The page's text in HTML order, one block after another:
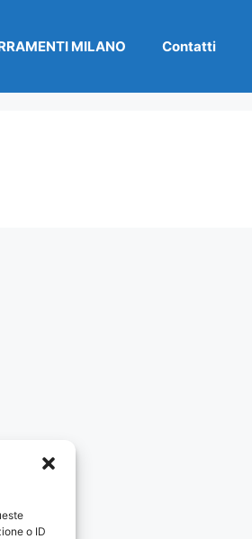
o ID
MILANO Contatti